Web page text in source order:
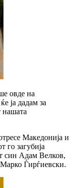
овде на
ја дадам за
нашата
Македонија и
го загубија
син Адам Велков,
Ѓирѓиевски.